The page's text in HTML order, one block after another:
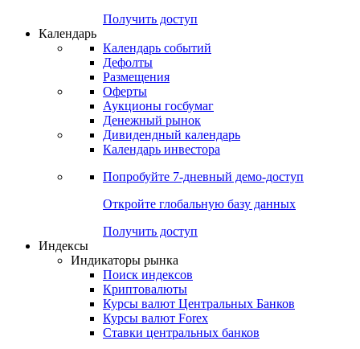
Попробуйте7-дневный
Откройте глобальную базу данных
Получить доступ
Календарь
Календарь событий
Дефолты
Размещения
Оферты
Денежный рынок
Календарь инвестора
Попробуйте7-дневный
Откройте глобальную базу данных
Получить доступ
Индикаторы рынка
Поиск индексов